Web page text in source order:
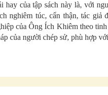
hay của tập sách này là, với
nghiêm túc, cẩn thận, tác
của Ông Ích Khiêm theo
của người chép sử, phù hợp